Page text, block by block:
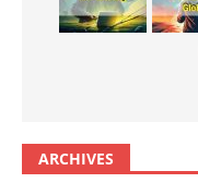
ARCHIVES